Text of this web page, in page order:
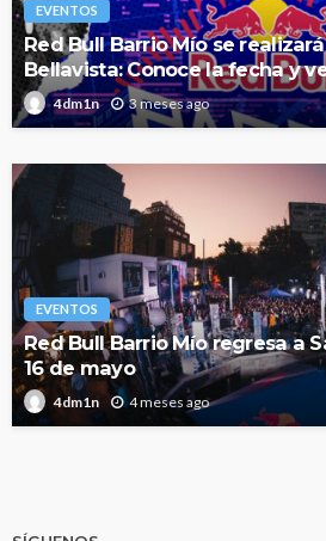
EVENTOS
Red Bull Barrio Mío se
Bellavista: Conoce la fecha y
4dm1n 3 meses ago
EVENTOS
Red Bull Barrio Mío regresa a
16 de mayo
4dm1n 4 meses ago